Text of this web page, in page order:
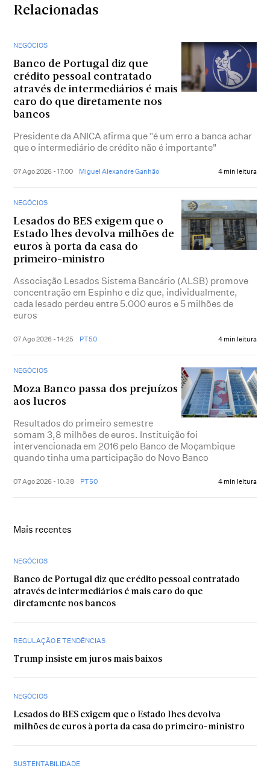
Relacionadas
NEGÓCIOS
Banco de Portugal diz que
crédito pessoal contratado
através de intermediários é mais
caro do que diretamente nos
bancos
Presidente da ANICA afirma que "é um erro a banca achar
que o intermediário de crédito não é importante"
07 Ago 2026 - 17:00 Miguel Alexandre Ganhão 4 min leitura
NEGÓCIOS
Lesados do BES exigem que o
Estado lhes devolva milhões de
euros à porta da casa do
primeiro-ministro
Associação Lesados Sistema Bancário (ALSB) promove
concentração em Espinho e diz que, individualmente,
cada lesado perdeu entre 5.000 euros e 5 milhões de
euros
07 Ago 2026 - 14:25 PT50 4 min leitura
NEGÓCIOS
Moza Banco passa dos prejuízos
aos lucros
Resultados do primeiro semestre
somam 3,8 milhões de euros. Instituição foi
intervencionada em 2016 pelo Banco de Moçambique
quando tinha uma participação do Novo Banco
07 Ago 2026 - 10:38 PT50 4 min leitura
Mais recentes
NEGÓCIOS
Banco de Portugal diz que crédito pessoal contratado
através de intermediários é mais caro do que
diretamente nos bancos
REGULAÇÃO E TENDÊNCIAS
Trump insiste em juros mais baixos
NEGÓCIOS
Lesados do BES exigem que o Estado lhes devolva
milhões de euros à porta da casa do primeiro-ministro
SUSTENTABILIDADE